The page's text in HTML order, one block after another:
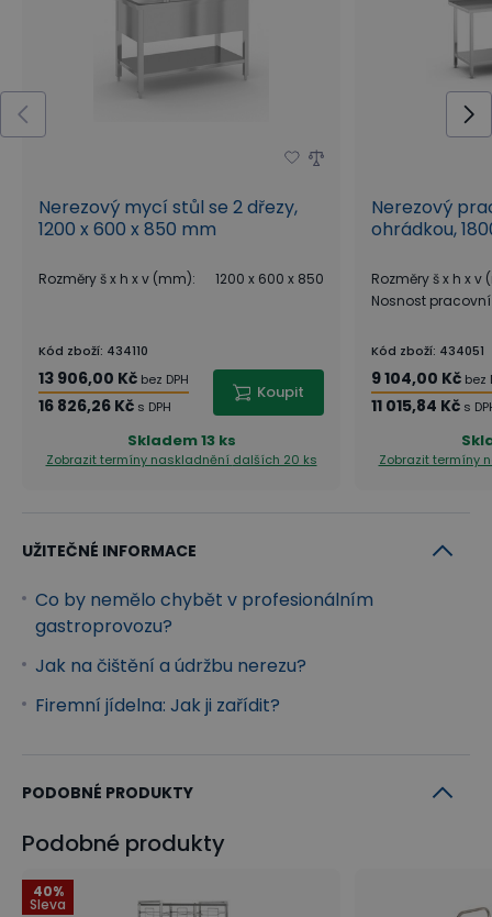
Nerezový mycí stůl se 2 dřezy,
1200 x 600 x 850 mm
Rozměry š x h x v (mm): 1200 x 600 x 850
Kód zboží: 434110
13 906,00 Kč bez DPH
16 826,26 Kč s DPH
Koupit
Skladem13 ks
Zobrazit termíny naskladnění dalších 20 ks
Nerezový
ohrádkou,
Rozměry š x h x v
Nosnost
Kód zboží: 434051
9 104,00 Kč bez
11 015,84 Kč s
Zobrazit termíny
UŽITEČNÉ INFORMACE
Co by nemělo chybět v profesionálním
gastroprovozu?
Jak na čištění a údržbu nerezu?
Firemní jídelna: Jak ji zařídit?
PODOBNÉ PRODUKTY
Podobné produkty
40%
Sleva